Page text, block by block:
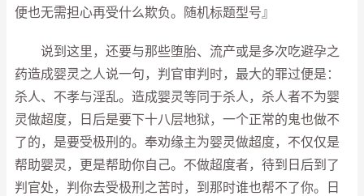
便也无需担心再受什么欺负。随机标题型号』
说到这里，还要与那些堕胎、流产或是多次吃避孕之
药造成婴灵之人说一句，判官审判时，最大的罪过便是：
杀人、不孝与淫乱。造成婴灵等同于杀人，杀人者不为婴
灵做超度，日后是要下十八层地狱，一个正常的鬼也做不
了的，是要受极刑的。奉劝缘主为婴灵做超度，不仅仅是
帮助婴灵，更是帮助你自己。不做超度者，待到日后到了
判官处，判你去受极刑之苦时，到那时谁也帮不了你。日